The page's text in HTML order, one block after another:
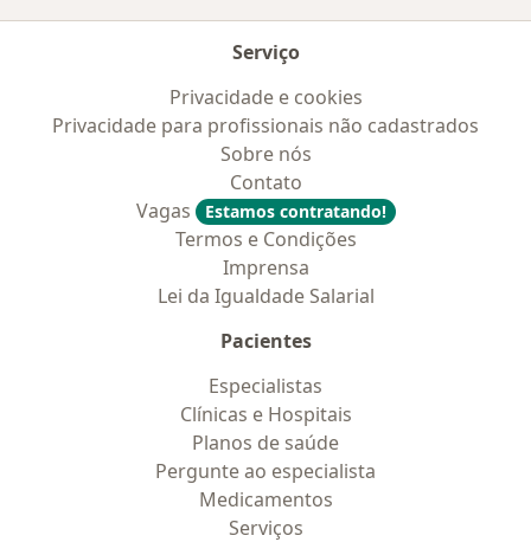
Serviço
Privacidade e cookies
Privacidade para profissionais não cadastrados
Sobre nós
Contato
Vagas
Estamos contratando!
Termos e Condições
Imprensa
Lei da Igualdade Salarial
Pacientes
Especialistas
Clínicas e Hospitais
Planos de saúde
Pergunte ao especialista
Medicamentos
Serviços